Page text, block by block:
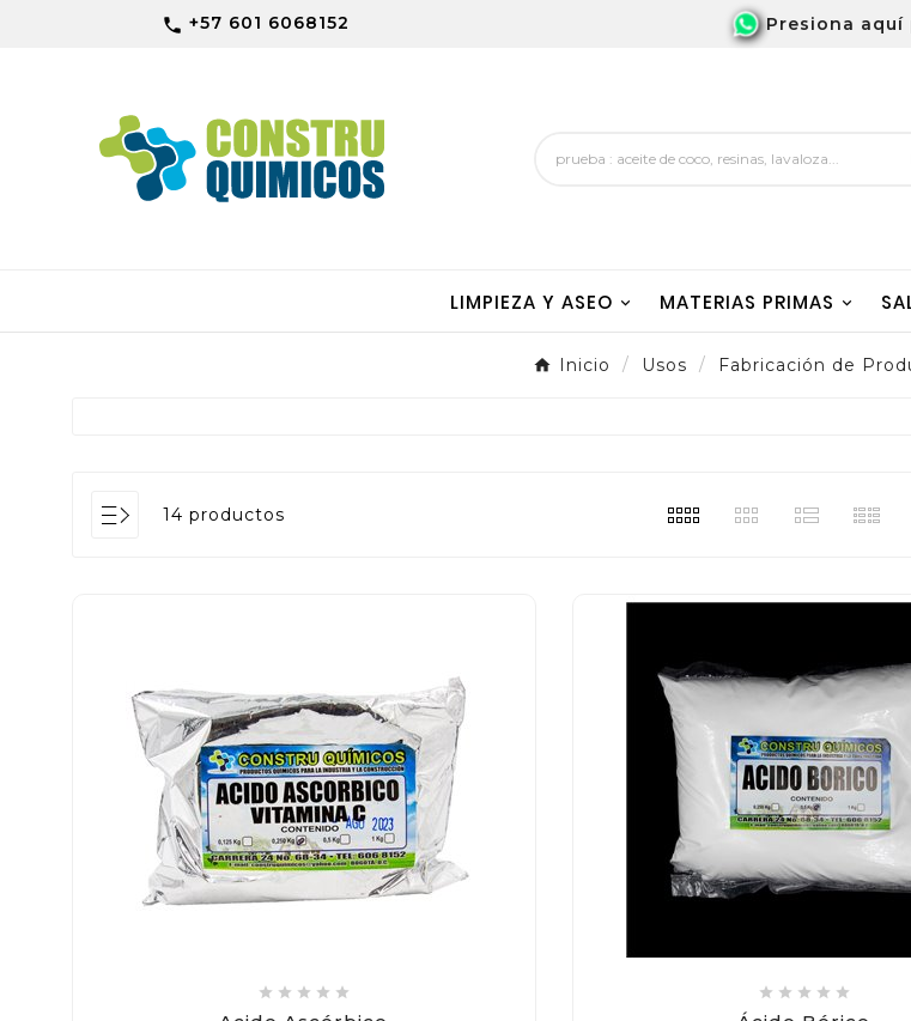
 +57 601 6068152 Presiona
LIMPIEZA Y ASEO MATERIAS PRIMAS
Inicio Usos Fabricación de
14 productos
         